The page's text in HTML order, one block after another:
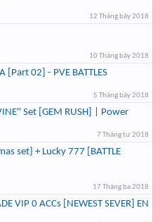
12 Tháng bảy 2018
10 Tháng bảy 2018
[Part 02] - PVE BATTLES
5 Tháng bảy 2018
Set [GEM RUSH] | Power
7 Tháng tư 2018
set} + Lucky 777 [BATTLE
17 Tháng ba 2018
VIP 0 ACCs [NEWEST SEVER] EN